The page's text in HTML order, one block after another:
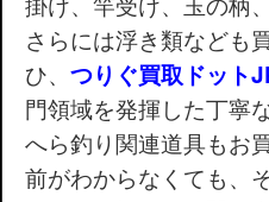
さらには浮き類なども
ひ、 つりぐ買取ドット
門領域を発揮した丁寧
へら釣り関連道具もお
前がわからなくても、